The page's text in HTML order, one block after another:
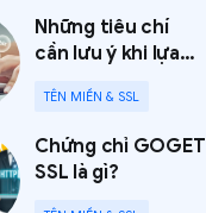
2023
Những tiêu chí
cần lưu ý khi lựa
cấp tên miền
TÊN MIỀN & SSL
Chứng chỉ GOGET
SSL là gì?